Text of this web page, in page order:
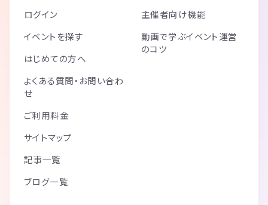
ログイン
イベントを探す
はじめての方へ
よくある質問・お問い合わ
せ
ご利用料金
サイトマップ
記事一覧
ブログ一覧
主催者向け機能
動画で学ぶイベント運営
のコツ